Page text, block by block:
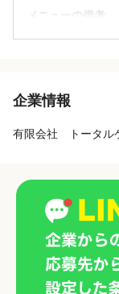
メニューの備考
基本的には「痛
にもお困りの方が
ています。患者様
企業情報
有限会社 トータル